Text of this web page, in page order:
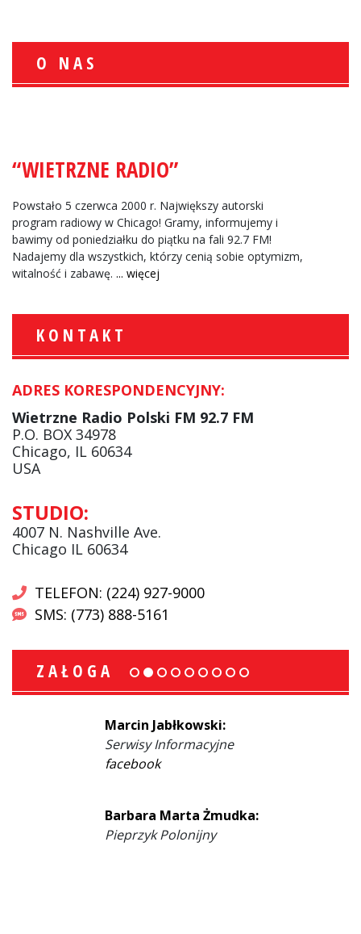
O NAS
“WIETRZNE RADIO”
Powstało 5 czerwca 2000 r. Największy autorski
program radiowy w Chicago! Gramy, informujemy i
bawimy od poniedziałku do piątku na fali 92.7 FM!
Nadajemy dla wszystkich, którzy cenią sobie optymizm,
witalność i zabawę. ... więcej
KONTAKT
ADRES KORESPONDENCYJNY:
Wietrzne Radio Polski FM 92.7 FM
P.O. BOX 34978
Chicago, IL 60634
USA
STUDIO:
4007 N. Nashville Ave.
Chicago IL 60634
TELEFON: (224) 927-9000
SMS: (773) 888-5161
ZAŁOGA
Marcin Jabłkowski:
Serwisy Informacyjne
facebook
Barbara Marta Żmudka:
Pieprzyk Polonijny